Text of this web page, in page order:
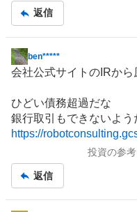
返信
掲
示
記
事
ben*****
会社公式サイトの IRから
ひどい債務超過だな
銀行取引もできないよう
https://
投資の参
返信